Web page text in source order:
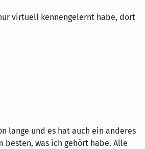
virtuell kennengelernt habe, dort
lange und es hat auch ein anderes
besten, was ich gehört habe. Alle